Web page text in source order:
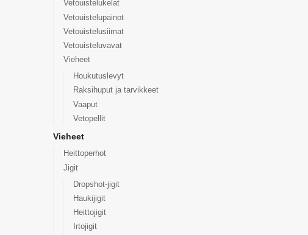
Vetouistelukelat
Vetouistelupainot
Vetouistelusiimat
Vetouisteluvavat
Vieheet
Houkutuslevyt
Raksihuput ja tarvikkeet
Vaaput
Vetopellit
Vieheet
Heittoperhot
Jigit
Dropshot-jigit
Haukijigit
Heittojigit
Irtojigit